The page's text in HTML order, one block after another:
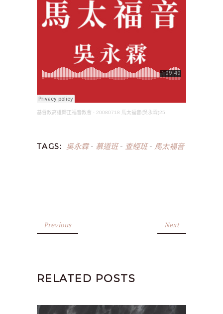
基督教高雄歸正福音教會 · 20080718 馬太福音(吳永霖)25
TAGS: 吳永霖- 慕道班- 查經班- 馬太福音
Previous Next
RELATED POSTS